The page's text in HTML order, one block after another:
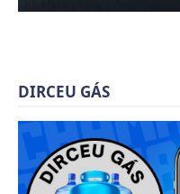
DIRCEU GÁS